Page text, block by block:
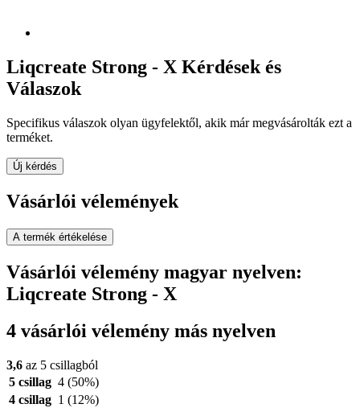
Liqcreate Strong - X Kérdések és
Válaszok
Specifikus válaszok olyan ügyfelektől, akik már megvásárolták ezt a
terméket.
Új kérdés
Vásárlói vélemények
A termék értékelése
Vásárlói vélemény magyar nyelven:
Liqcreate Strong - X
4 vásárlói vélemény más nyelven
3,6 az 5 csillagból
5 csillag 4 (50%)
4 csillag 1 (12%)